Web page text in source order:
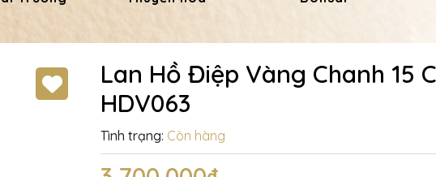
Lan Hồ Điệp Vàng Chanh 15
HDV063
Tình trạng: Còn hàng